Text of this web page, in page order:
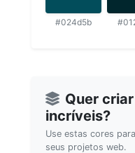
#024d5b
Quer
incríveis?
Use estas cores
seus projetos web.